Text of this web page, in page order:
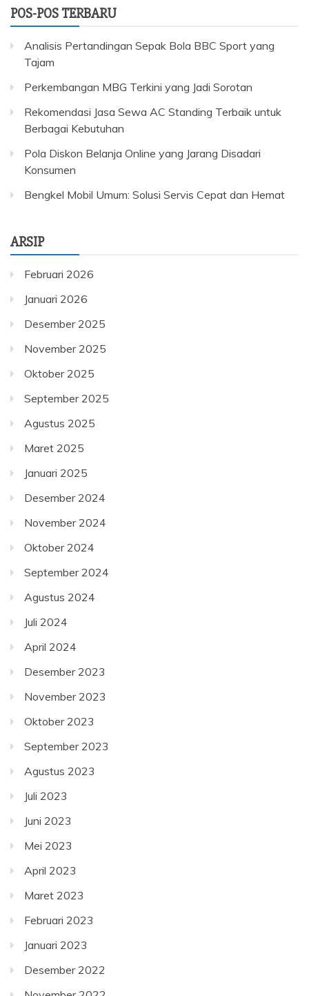
POS-POS TERBARU
Analisis Pertandingan Sepak Bola BBC Sport yang
Tajam
Perkembangan MBG Terkini yang Jadi Sorotan
Rekomendasi Jasa Sewa AC Standing Terbaik untuk
Berbagai Kebutuhan
Pola Diskon Belanja Online yang Jarang Disadari
Konsumen
Bengkel Mobil Umum: Solusi Servis Cepat dan Hemat
ARSIP
Februari 2026
Januari 2026
Desember 2025
November 2025
Oktober 2025
September 2025
Agustus 2025
Maret 2025
Januari 2025
Desember 2024
November 2024
Oktober 2024
September 2024
Agustus 2024
Juli 2024
April 2024
Desember 2023
November 2023
Oktober 2023
September 2023
Agustus 2023
Juli 2023
Juni 2023
Mei 2023
April 2023
Maret 2023
Februari 2023
Januari 2023
Desember 2022